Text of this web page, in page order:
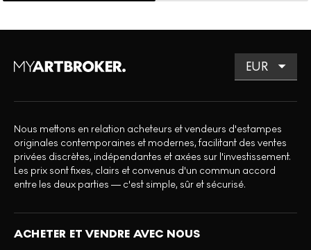
Nous mettons en relation acheteurs et vendeurs d'estampes
originales contemporaines et modernes, facilitant des ventes
privées discrètes, indépendantes et axées sur l'investissement.
Les prix sont fixes, clairs et convenus d'un commun accord
entre les deux parties — c'est simple, sûr et sécurisé.
ACHETER ET VENDRE AVEC NOUS